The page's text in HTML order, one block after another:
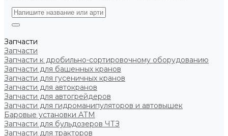
Запчасти
Запчасти
Запчасти к дробильно-сортировочному оборудованию
Запчасти для башенных кранов
Запчасти для гусеничных кранов
Запчасти для автокранов
Запчасти для автогрейдеров
Запчасти для гидроманипуляторов и автовышек
Баровые установки АТМ
Запчасти для бульдозеров ЧТЗ
Запчасти для тракторов